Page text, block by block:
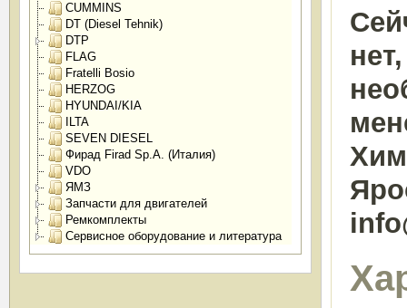
CUMMINS
DT (Diesel Tehnik)
DTP
FLAG
Fratelli Bosio
HERZOG
HYUNDAI/KIA
ILTA
SEVEN DIESEL
Фирад Firad Sp.A. (Италия)
VDO
ЯМЗ
Запчасти для двигателей
Ремкомплекты
Сервисное оборудование и литература